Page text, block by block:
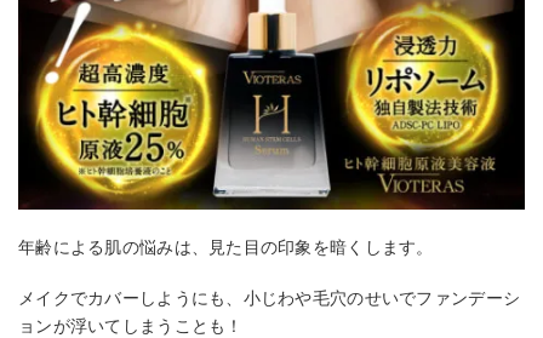
年齢による肌の悩みは、見た目の印象を暗くします。
メイクでカバーしようにも、小じわや毛穴のせいでファンデーシ
ョンが浮いてしまうことも！